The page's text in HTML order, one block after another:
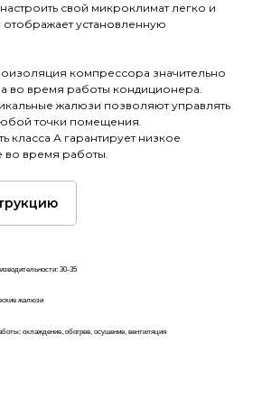
свой микроклимат легко и
установленную
компрессора значительно
во время работы кондиционера.
жалюзи позволяют управлять
точки помещения.
класса А гарантирует низкое
во время работы.
30-35
жалюзи
охлаждение, обогрев, осушение, вентиляция